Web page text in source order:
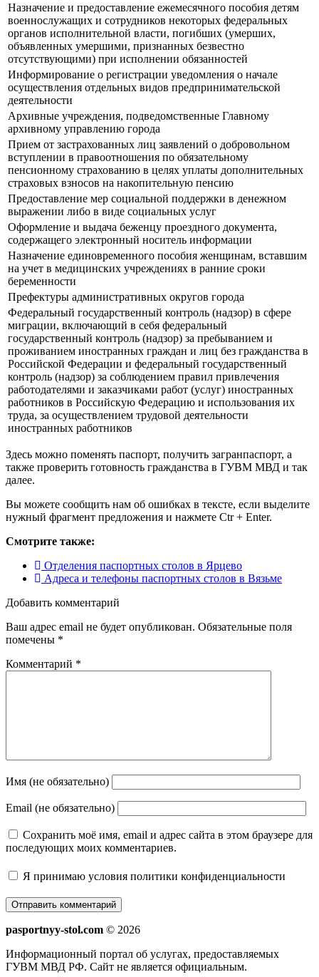
Назначение и предоставление ежемесячного пособия детям
военнослужащих и сотрудников некоторых федеральных
органов исполнительной власти, погибших (умерших,
объявленных умершими, признанных безвестно
отсутствующими) при исполнении обязанностей
Информирование о регистрации уведомления о начале
осуществления отдельных видов предпринимательской
деятельности
Архивные учреждения, подведомственные Главному
архивному управлению города
Прием от застрахованных лиц заявлений о добровольном
вступлении в правоотношения по обязательному
пенсионному страхованию в целях уплаты дополнительных
страховых взносов на накопительную пенсию
Предоставление мер социальной поддержки в денежном
выражении либо в виде социальных услуг
Оформление и выдача беженцу проездного документа,
содержащего электронный носитель информации
Назначение единовременного пособия женщинам, вставшим
на учет в медицинских учреждениях в ранние сроки
беременности
Префектуры административных округов города
Федеральный государственный контроль (надзор) в сфере
миграции, включающий в себя федеральный
государственный контроль (надзор) за пребыванием и
проживанием иностранных граждан и лиц без гражданства в
Российской Федерации и федеральный государственный
контроль (надзор) за соблюдением правил привлечения
работодателями и заказчиками работ (услуг) иностранных
работников в Российскую Федерацию и использования их
труда, за осуществлением трудовой деятельности
иностранных работников
Здесь можно поменять паспорт, получить загранпаспорт, а
также проверить готовность гражданства в ГУВМ МВД и так
далее.
Вы можете сообщить нам об ошибках в тексте, если выделите
нужный фрагмент предложения и нажмете Ctr + Enter.
Смотрите также:
Отделения паспортных столов в Ярцево
Адреса и телефоны паспортных столов в Вязьме
Добавить комментарий
Ваш адрес email не будет опубликован. Обязательные поля
помечены *
Комментарий *
Имя (не обязательно)
Email (не обязательно)
Сохранить моё имя, email и адрес сайта в этом браузере для
последующих моих комментариев.
Я принимаю условия политики конфиденциальности
pasportnyy-stol.com © 2026
Информационный портал об услугах, предоставляемых
ГУВМ МВД РФ. Сайт не является официальным.